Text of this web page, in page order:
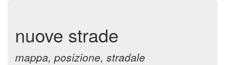
nuove strade
mappa, posizione, stradale